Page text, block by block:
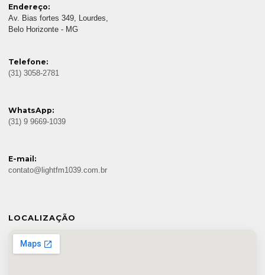
Endereço:
Av. Bias fortes 349, Lourdes,
Belo Horizonte - MG
Telefone:
(31) 3058-2781
WhatsApp:
(31) 9 9669-1039
E-mail:
contato@lightfm1039.com.br
LOCALIZAÇÃO